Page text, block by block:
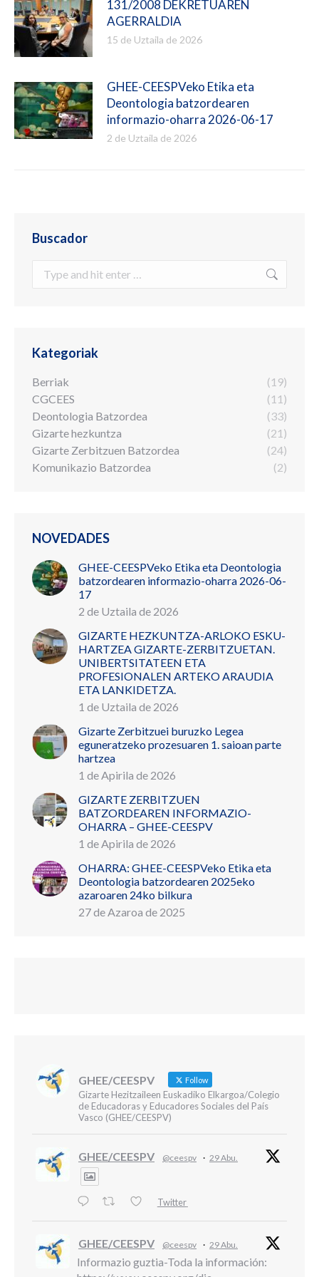
131/2008 DEKRETUAREN
AGERRALDIA
15 de Uztaila de 2026
GHEE-CEESPVeko Etika eta
Deontologia batzordearen
informazio-oharra 2026-06-17
2 de Uztaila de 2026
Buscador
Kategoriak
Berriak
(19)
CGCEES
(11)
Deontologia Batzordea
(33)
Gizarte hezkuntza
(21)
Gizarte Zerbitzuen Batzordea
(24)
Komunikazio Batzordea
(2)
NOVEDADES
GHEE-CEESPVeko Etika eta Deontologia
batzordearen informazio-oharra 2026-06-
17
2 de Uztaila de 2026
GIZARTE HEZKUNTZA-ARLOKO ESKU-
HARTZEA GIZARTE-ZERBITZUETAN.
UNIBERTSITATEEN ETA
PROFESIONALEN ARTEKO ARAUDIA
ETA LANKIDETZA.
1 de Uztaila de 2026
Gizarte Zerbitzuei buruzko Legea
eguneratzeko prozesuaren 1. saioan parte
hartzea
1 de Apirila de 2026
GIZARTE ZERBITZUEN
BATZORDEAREN INFORMAZIO-
OHARRA – GHEE-CEESPV
1 de Apirila de 2026
OHARRA: GHEE-CEESPVeko Etika eta
Deontologia batzordearen 2025eko
azaroaren 24ko bilkura
27 de Azaroa de 2025
GHEE/CEESPV Follow
Gizarte Hezitzaileen Euskadiko Elkargoa/Colegio
de Educadoras y Educadores Sociales del País
Vasco (GHEE/CEESPV)
GHEE/CEESPV @ceespv · 29 Abu.
Twitter
GHEE/CEESPV @ceespv · 29 Abu.
Informazio guztia-Toda la información: